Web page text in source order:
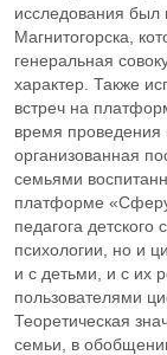
исследования был
Магнитогорска,
генеральная
характер. Также
встреч на
время проведения
организованная
семьями
платформе
педагога
психологии, но и
и с детьми, и с их
пользователями
Теоретическая
семьи, в